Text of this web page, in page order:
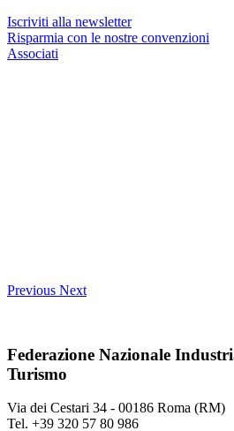
Iscriviti alla newsletter
Risparmia con le nostre convenzioni
Associati
Previous Next
Federazione Nazionale
Turismo
Via dei Cestari 34 - 00186 Roma (RM)
Tel. +39 320 57 80 986